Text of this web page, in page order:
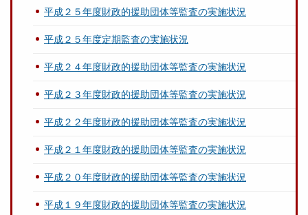
平成２５年度財政的援助団体等監査の実施状況
平成２５年度定期監査の実施状況
平成２４年度財政的援助団体等監査の実施状況
平成２３年度財政的援助団体等監査の実施状況
平成２２年度財政的援助団体等監査の実施状況
平成２１年度財政的援助団体等監査の実施状況
平成２０年度財政的援助団体等監査の実施状況
平成１９年度財政的援助団体等監査の実施状況